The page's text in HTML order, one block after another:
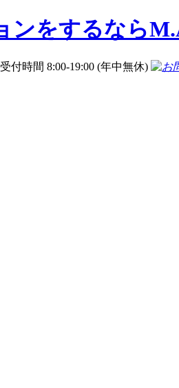
受付時間 8:00-19:00 (年中無休)